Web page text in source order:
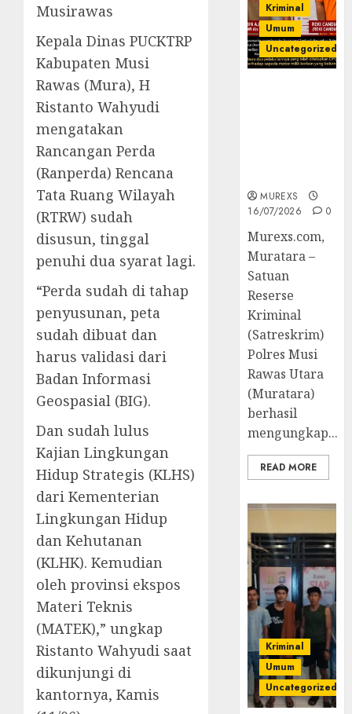
Musirawas
Kepala Dinas PUCKTRP
Kabupaten Musi
Rawas (Mura), H
Ristanto Wahyudi
mengatakan
Rancangan Perda
(Ranperda) Rencana
Tata Ruang Wilayah
(RTRW) sudah
disusun, tinggal
penuhi dua syarat lagi.
“Perda sudah di tahap
penyusunan, peta
sudah dibuat dan
harus validasi dari
Badan Informasi
Geospasial (BIG).
Dan sudah lulus
Kajian Lingkungan
Hidup Strategis (KLHS)
dari Kementerian
Lingkungan Hidup
dan Kehutanan
(KLHK). Kemudian
oleh provinsi ekspos
Materi Teknis
(MATEK),” ungkap
Ristanto Wahyudi saat
dikunjungi di
kantornya, Kamis
Kriminal
Umum
Uncategorized
MUREXS
16/07/2026
0
Murexs.com,
Muratara –
Satuan
Reserse
Kriminal
(Satreskrim)
Polres Musi
Rawas Utara
(Muratara)
berhasil
mengungkap...
READ MORE
Kriminal
Umum
Uncategorized